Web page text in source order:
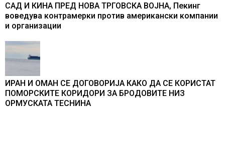
САД И КИНА ПРЕД НОВА ТРГОВСКА ВОЈНА, Пекинг
воведува контрамерки против американски компании
и организации
ИРАН И ОМАН СЕ ДОГОВОРИЈА КАКО ДА СЕ КОРИСТАТ
ПОМОРСКИТЕ КОРИДОРИ ЗА БРОДОВИТЕ НИЗ
ОРМУСКАТА ТЕСНИНА